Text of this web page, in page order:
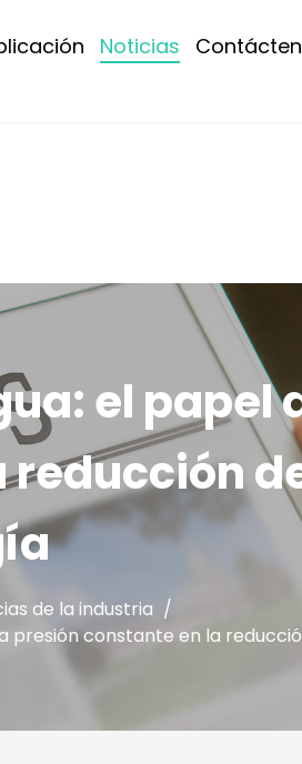
Noticias
el papel
de la industria /
presión constante en la